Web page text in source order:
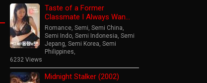
Taste of a Former
Classmate I Always Wan…
Romance Semi Semi China
Semi Indo Semi Indonesia Semi
Jepang Semi Korea Semi
Philippines
6232 Views
Midnight Stalker (2002)